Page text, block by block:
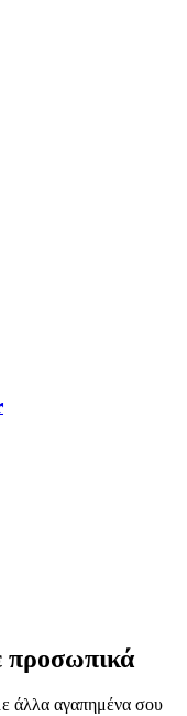
προσωπικά
άλλα αγαπημένα σου